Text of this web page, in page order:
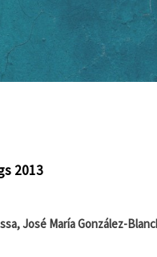
2013
José María González-